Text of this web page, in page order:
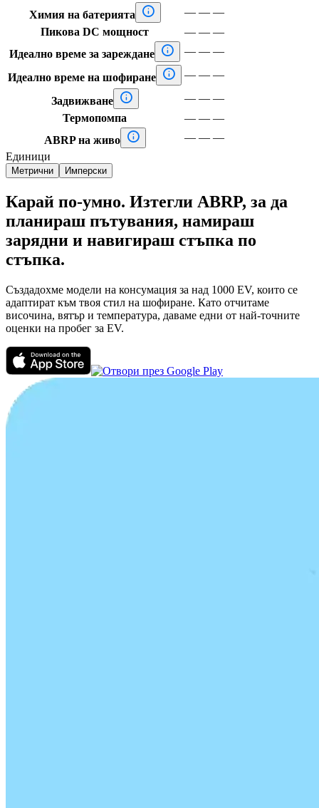
Химия на батерията
 — — —
Пикова DC мощност
— — —
Идеално време за зареждане  — — —
Идеално време на шофиране  — — —
Задвижване  — — —
Термопомпа
— — —
ABRP на живо
 — — —
Единици
Метрични Имперски
Карай по-умно. Изтегли ABRP, за да
планираш пътувания, намираш
зарядни и навигираш стъпка по
стъпка.
Създадохме модели на консумация за над 1000 EV, които се
адаптират към твоя стил на шофиране. Като отчитаме
височина, вятър и температура, даваме едни от най-точните
оценки на пробег за EV.